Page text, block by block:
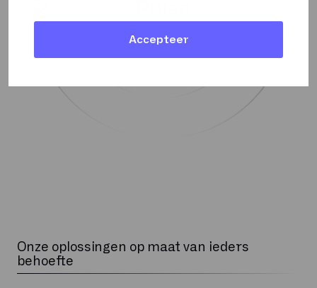
Accepteer
Onze oplossingen op maat van ieders
behoefte